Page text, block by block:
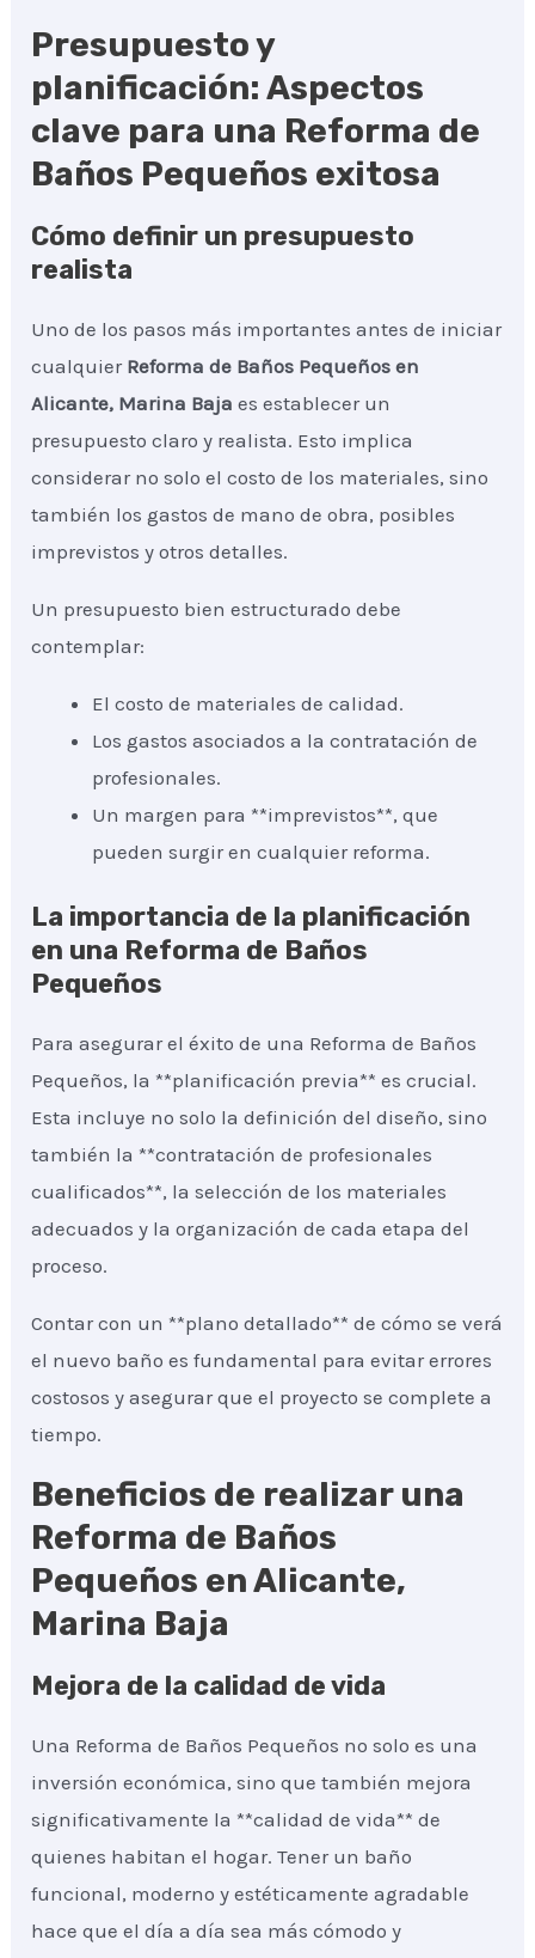
Presupuesto y
planificación: Aspectos
clave para una Reforma de
Baños Pequeños exitosa
Cómo definir un presupuesto
realista
Uno de los pasos más importantes antes de iniciar
cualquier Reforma de Baños Pequeños en
Alicante, Marina Bajaes establecer un
presupuesto claro y realista. Esto implica
considerar no solo el costo de los materiales, sino
también los gastos de mano de obra, posibles
imprevistos y otros detalles.
Un presupuesto bien estructurado debe
contemplar:
El costo de materiales de calidad.
Los gastos asociados a la contratación de
profesionales.
Un margen para **imprevistos**, que
pueden surgir en cualquier reforma.
La importancia de la planificación
en una Reforma de Baños
Pequeños
Para asegurar el éxito de una Reforma de Baños
Pequeños, la **planificación previa** es crucial.
Esta incluye no solo la definición del diseño, sino
también la **contratación de profesionales
cualificados**, la selección de los materiales
adecuados y la organización de cada etapa del
proceso.
Contar con un **plano detallado** de cómo se verá
el nuevo baño es fundamental para evitar errores
costosos y asegurar que el proyecto se complete a
tiempo.
Beneficios de realizar una
Reforma de Baños
Pequeños en Alicante,
Marina Baja
Mejora de la calidad de vida
Una Reforma de Baños Pequeños no solo es una
inversión económica, sino que también mejora
significativamente la **calidad de vida** de
quienes habitan el hogar. Tener un baño
funcional, moderno y estéticamente agradable
hace que el día a día sea más cómodo y